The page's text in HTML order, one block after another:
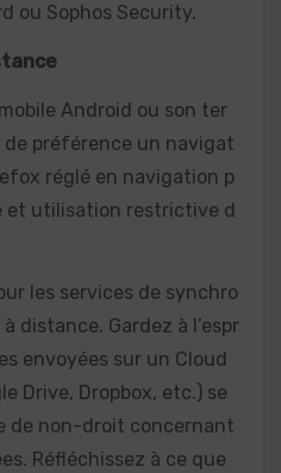
ou Sophos Security.
Android ou son ter
de préférence un navigat
réglé en navigation p
et utilisation restrictive d
les services de synchro
distance. Gardez à l’espr
envoyées sur un Cloud
Drive, Dropbox, etc.) se
de non-droit concernant
Réfléchissez à ce que